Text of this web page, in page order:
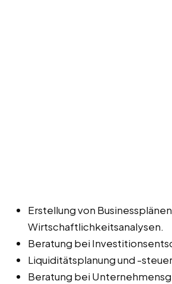
Erstellung von
Wirtschaftlichkeitsanalysen.
Beratung bei
Liquiditätsplanung und -
Beratung bei